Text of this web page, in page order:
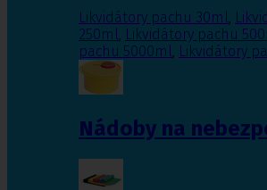
Likvidátory pachu 30ml,
250ml, Likvidátory pachu
pachu 5000ml, Likvidátory
Nádoby na